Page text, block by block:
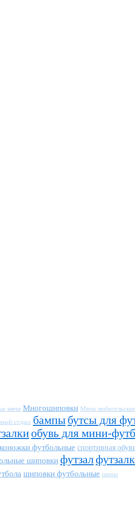
мячи Многошиповки Мячи
отдых бампыбутсы для
обувь для мини-
футбольные спортивная
шиповки футзал
шиповки футбольные шипы